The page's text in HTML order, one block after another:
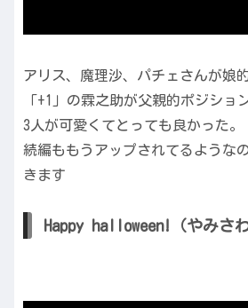
アリス、魔理沙、パチェさんが娘
「+1」の霖之助が父親的ポジショ
3人が可愛くてとっても良かった。
続編ももうアップされてるような
きます
Happy halloween!（やみさ